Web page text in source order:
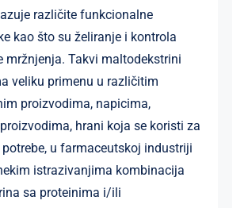
različite funkcionalne
kao što su želiranje i kontrola
mržnjenja. Takvi maltodekstrini
veliku primenu u različitim
proizvodima, napicima,
hrani koja se koristi za
u farmaceutskoj industriji
istrazivanjima kombinacija
sa proteinima i/ili